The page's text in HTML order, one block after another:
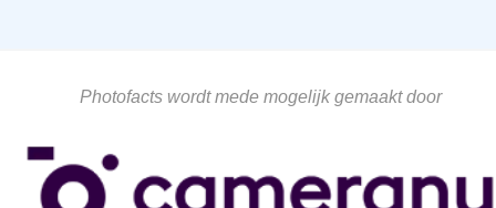
Photofacts wordt mede mogelijk gemaakt door